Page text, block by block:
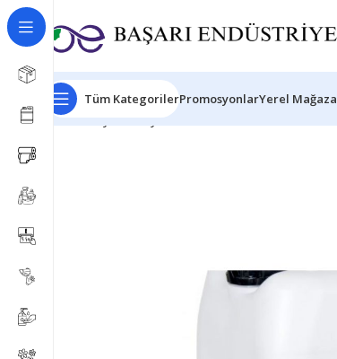
Tüm KategorilerPromosyonlarYerel Mağaza
Ana Sayfa Kimyasal Ürünleri